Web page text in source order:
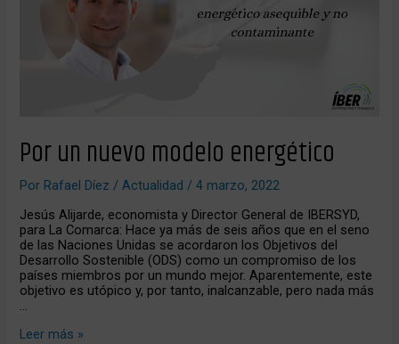
Por un nuevo modelo energético
Por Rafael Díez/Actualidad /4 marzo, 2022
Jesús Alijarde, economista y Director General de IBERSYD,
para La Comarca: Hace ya más de seis años que en el seno
de las Naciones Unidas se acordaron los Objetivos del
Desarrollo Sostenible (ODS) como un compromiso de los
países miembros por un mundo mejor. Aparentemente, este
objetivo es utópico y, por tanto, inalcanzable, pero nada más
…
Leer más »